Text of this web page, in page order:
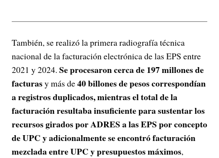
También, se realizó la primera radiografía técnica
nacional de la facturación electrónica de las EPS entre
2021 y 2024. Se procesaron cerca de 197 millones de
facturasy más de40 billones de pesos correspondían
a registros duplicados, mientras el total de la
facturación resultaba insuficiente para sustentar los
recursos girados por ADRES a las EPS por concepto
de UPC y adicionalmente se encontró facturación
mezclada entre UPC y presupuestos máximos,